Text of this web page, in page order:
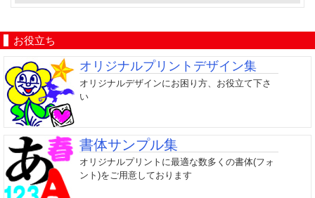
お役立ち
オリジナルプリントデザイン集
オリジナルデザインにお困り方、お役立て下さ
い
書体サンプル集
オリジナルプリントに最適な数多くの書体(フォ
ント)をご用意しております